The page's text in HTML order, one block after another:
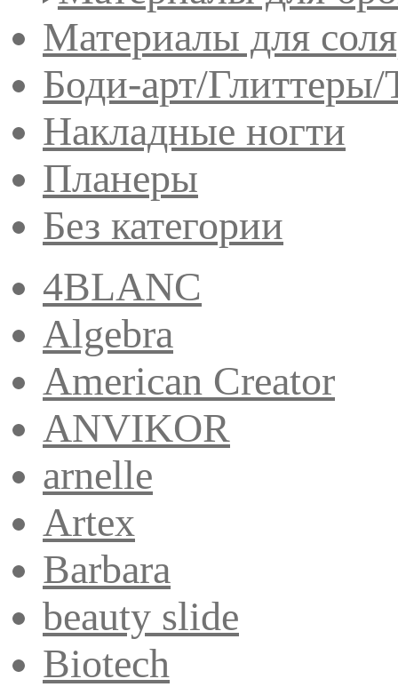
Материалы для
Боди-арт/
Накладные ногти
Планеры
Без категории
4BLANC
Algebra
American Creator
ANVIKOR
arnelle
Artex
Barbara
beauty slide
Biotech